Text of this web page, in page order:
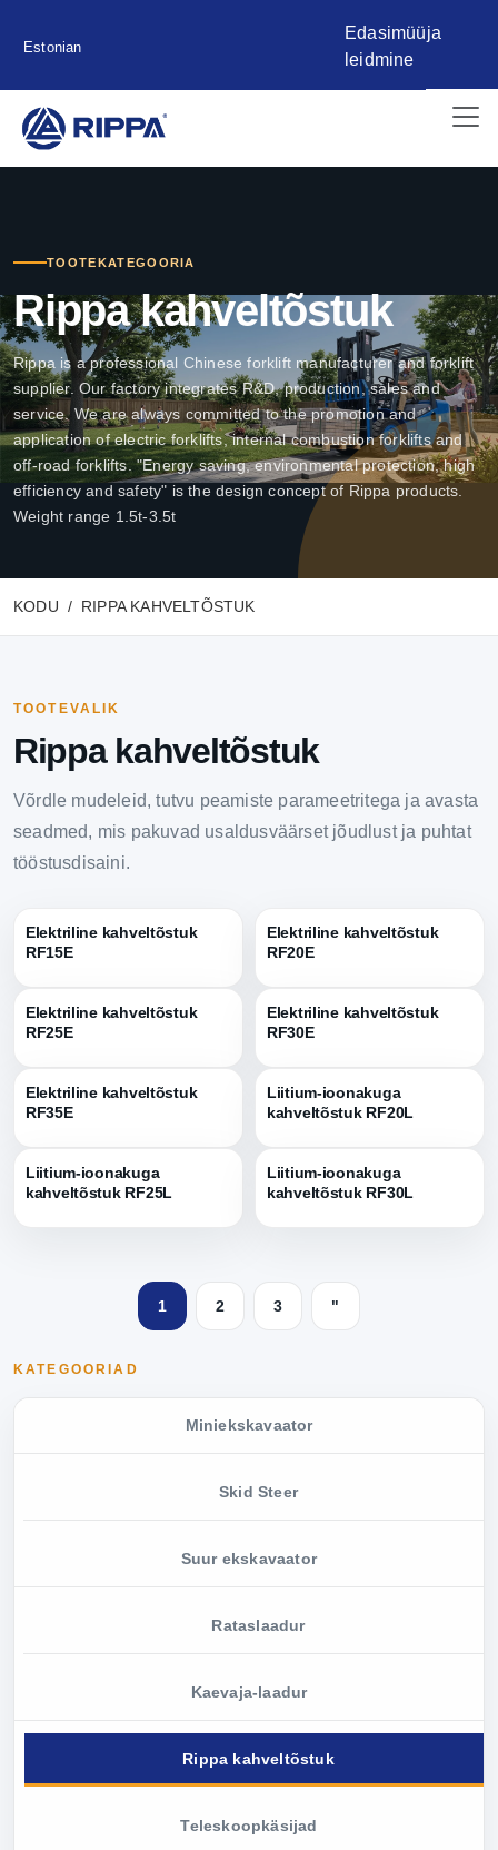
Estonian
Edasimüüja
leidmine
TOOTEKATEGOORIA
Rippa kahveltõstuk
Rippa is a professional Chinese forklift manufacturer and forklift
supplier. Our factory integrates R&D, production, sales and
service. We are always committed to the promotion and
application of electric forklifts, internal combustion forklifts and
off-road forklifts. "Energy saving, environmental protection, high
efficiency and safety" is the design concept of Rippa products.
Weight range 1.5t-3.5t
KODU RIPPA KAHVELTÕSTUK
TOOTEVALIK
Rippa kahveltõstuk
Võrdle mudeleid, tutvu peamiste parameetritega ja avasta
seadmed, mis pakuvad usaldusväärset jõudlust ja puhtat
tööstusdisaini.
KATEGOORIAD
Miniekskavaator
Skid Steer
Suur ekskavaator
Rataslaadur
Kaevaja-laadur
Rippa kahveltõstuk
Teleskoopkäsijad
Elektriline kahveltõstuk
RF15E
Elektriline kahveltõstuk
RF20E
Elektriline kahveltõstuk
RF25E
Elektriline kahveltõstuk
RF30E
Elektriline kahveltõstuk
RF35E
Liitium-ioonakuga
kahveltõstuk RF20L
Liitium-ioonakuga
kahveltõstuk RF25L
Liitium-ioonakuga
kahveltõstuk RF30L
1 2 3 "